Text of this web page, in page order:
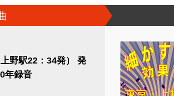
野駅22：34発） 発
年録音